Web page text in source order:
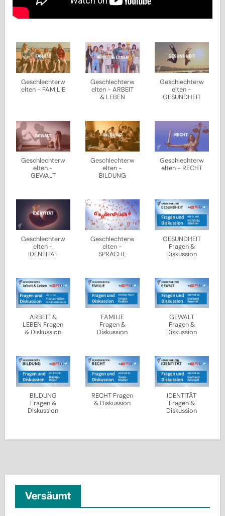
Geschlechterw
elten - FAMILIE
Geschlechterw
elten - ARBEIT
& LEBEN
Geschlechterw
elten -
GESUNDHEIT
Geschlechterw
elten -
GEWALT
Geschlechterw
elten -
BILDUNG
Geschlechterw
elten - RECHT
Geschlechterw
elten -
IDENTITÄT
Geschlechterw
elten -
SPRACHE
GESUNDHEIT
Fragen &
Diskussion
ARBEIT &
LEBEN Fragen
& Diskussion
FAMILIE
Fragen &
Diskussion
GEWALT
Fragen &
Diskussion
BILDUNG
Fragen &
Diskussion
RECHT Fragen
& Diskussion
IDENTITÄT
Fragen &
Diskussion
Versäumt